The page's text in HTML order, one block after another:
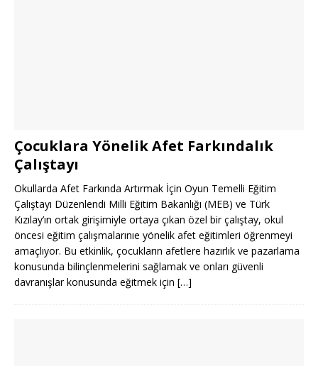
Çocuklara Yönelik Afet Farkındalık
Çalıştayı
Okullarda Afet Farkında Artırmak İçin Oyun Temelli Eğitim
Çalıştayı Düzenlendi Milli Eğitim Bakanlığı (MEB) ve Türk
Kızılay’ın ortak girişimiyle ortaya çıkan özel bir çalıştay, okul
öncesi eğitim çalışmalarınıe yönelik afet eğitimleri öğrenmeyi
amaçlıyor. Bu etkinlik, çocukların afetlere hazırlık ve pazarlama
konusunda bilinçlenmelerini sağlamak ve onları güvenli
davranışlar konusunda eğitmek için […]